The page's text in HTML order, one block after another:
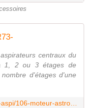
-
centraux du
1, 2 ou 3 étages de
d'étages d'une